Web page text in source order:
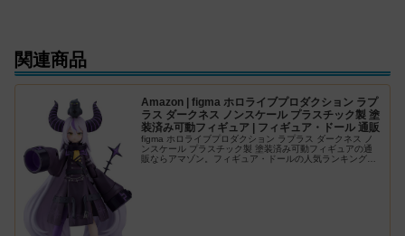
関連商品
Amazon | figma ホロライブプロダクション ラプ
ラス ダークネス ノンスケール プラスチック製 塗
装済み可動フィギュア | フィギュア・ドール 通販
figma ホロライブプロダクション ラプラス ダークネス ノ
ンスケール プラスチック製 塗装済み可動フィギュアの通
販ならアマゾン。フィギュア・ドールの人気ランキング、